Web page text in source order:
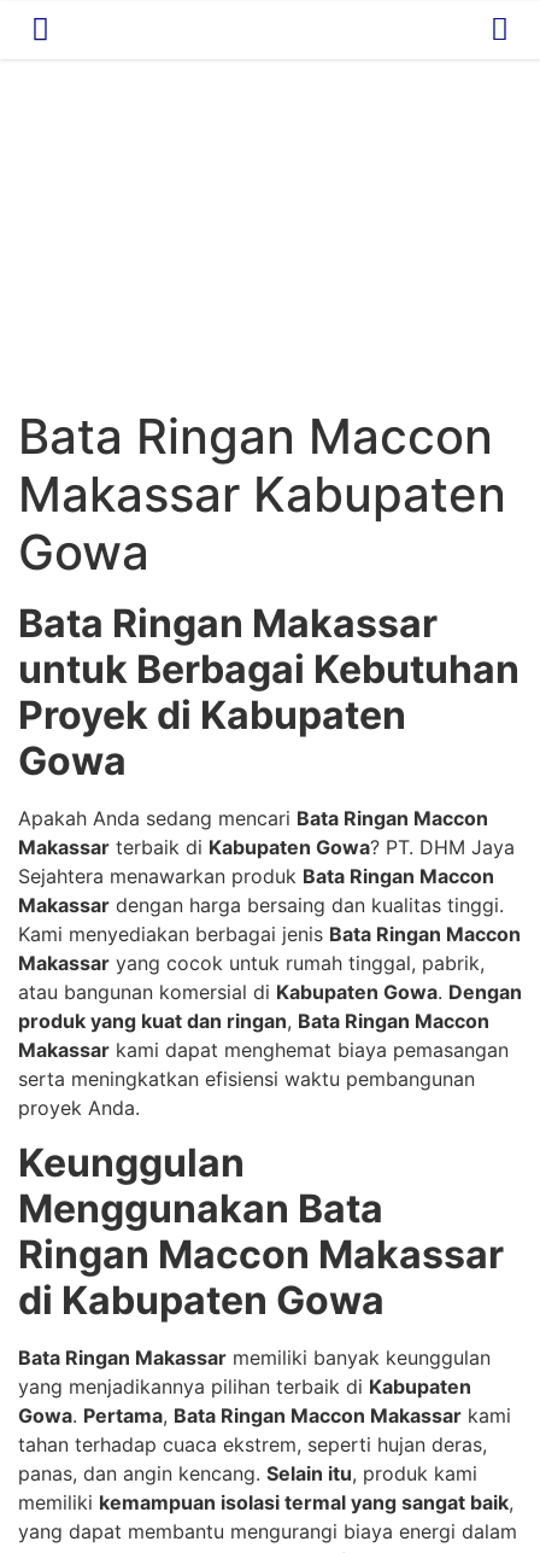
Bata Ringan Maccon
Makassar Kabupaten
Gowa
Bata Ringan Makassar
untuk Berbagai Kebutuhan
Proyek di Kabupaten
Gowa
Apakah Anda sedang mencari Bata Ringan Maccon
Makassar terbaik di Kabupaten Gowa? PT. DHM Jaya
Sejahtera menawarkan produk Bata Ringan Maccon
Makassar dengan harga bersaing dan kualitas tinggi.
Kami menyediakan berbagai jenis Bata Ringan Maccon
Makassar yang cocok untuk rumah tinggal, pabrik,
atau bangunan komersial di Kabupaten Gowa. Dengan
produk yang kuat dan ringan, Bata Ringan Maccon
Makassar kami dapat menghemat biaya pemasangan
serta meningkatkan efisiensi waktu pembangunan
proyek Anda.
Keunggulan
Menggunakan Bata
Ringan Maccon Makassar
di Kabupaten Gowa
Bata Ringan Makassar memiliki banyak keunggulan
yang menjadikannya pilihan terbaik di Kabupaten
Gowa. Pertama, Bata Ringan Maccon Makassar kami
tahan terhadap cuaca ekstrem, seperti hujan deras,
panas, dan angin kencang. Selain itu, produk kami
memiliki kemampuan isolasi termal yang sangat baik,
yang dapat membantu mengurangi biaya energi dalam